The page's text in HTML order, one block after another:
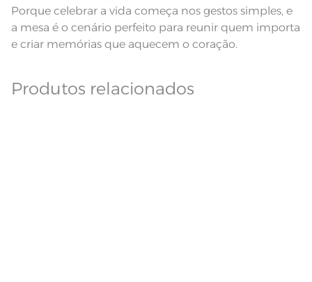
Porque celebrar a vida começa nos gestos simples, e
a mesa é o cenário perfeito para reunir quem importa
e criar memórias que aquecem o coração.
Produtos relacionados